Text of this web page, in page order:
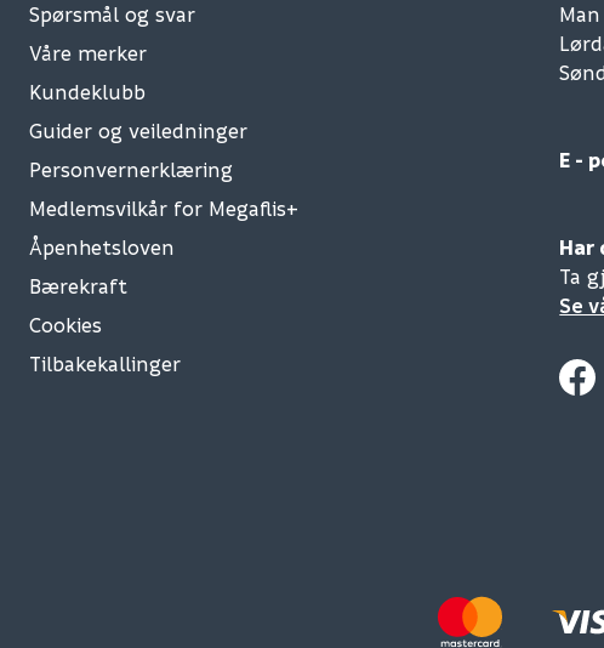
Spørsmål og svar
Våre merker
Kundeklubb
Guider og veiledninger
Personvernerklæring
Medlemsvilkår for Megaflis+
Åpenhetsloven
Bærekraft
Cookies
Tilbakekallinger
E -
Har
Ta
Se